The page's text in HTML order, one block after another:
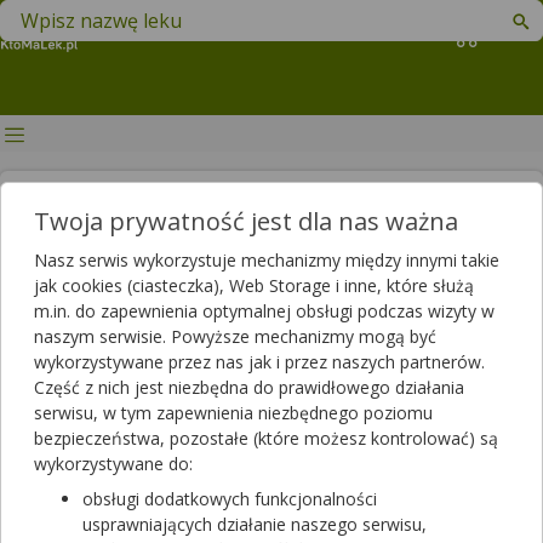
Koszyk
Znajdź lek w swojej okolicy
Beta-blokery – wskazanie,
rodzaje i możliwe skutki
uboczne
Publikacja: 2021-01-11 11:52 Aktualizacja: 2025-06-03 14:20
sympatykolityki, to jedne z najczęściej stosowanych leków w
kardiologii. Znajdują one zastosowanie nie tylko w terapii
Autor
Artykuł rekomendowany przez:
magister farmacji Bartłomiej Łuczyński
Twoja prywatność jest dla nas ważna
Nasz serwis wykorzystuje mechanizmy między innymi takie
jak cookies (ciasteczka), Web Storage i inne, które służą
m.in. do zapewnienia optymalnej obsługi podczas wizyty w
naszym serwisie. Powyższe mechanizmy mogą być
wykorzystywane przez nas jak i przez naszych partnerów.
Część z nich jest niezbędna do prawidłowego działania
serwisu, w tym zapewnienia niezbędnego poziomu
bezpieczeństwa, pozostałe (które możesz kontrolować) są
wykorzystywane do:
obsługi dodatkowych funkcjonalności
usprawniających działanie naszego serwisu,